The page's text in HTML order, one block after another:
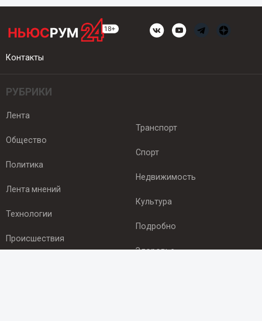
Контакты
РУБРИКИ
Лента
Общество
Политика
Лента мнений
Технологии
Происшествия
Транспорт
Спорт
Недвижимость
Культура
Подробно
Здоровье